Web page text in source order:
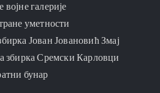
галерије
уметности
Јован Јовановић Змај
збирка Сремски Карловци
бунар